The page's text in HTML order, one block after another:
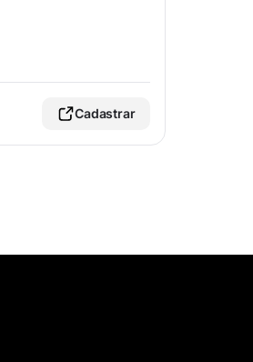
Cadastrar